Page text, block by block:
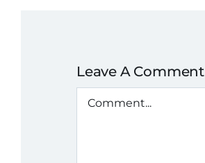
Leave A Comment
Comment